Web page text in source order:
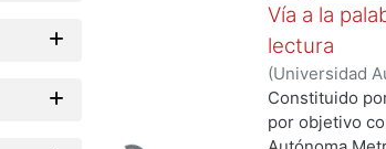
Vía a la
lectura
(Universidad
Sociales y
Marquet,
Constituido
por objetivo